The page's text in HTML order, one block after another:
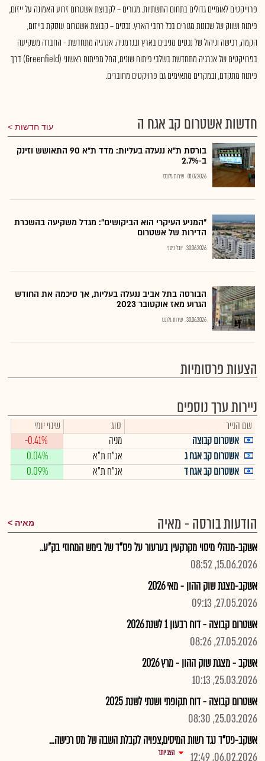
פרוייקטים לאומיים גדולים בתחום התשתיות. מגורים – לקבוצת אשטרום זרוע האמונה על ייזום,
פיתוח ושווק של שכונות מגורים בכל רחבי הארץ. נכסים – קבוצת אשטרום עוסקת בייזום,
הקמה, רכישה וניהול של נכסים מניבים בארץ ובגרמניה. אנרגיה מתחדשת - החברה משקיעה
בפרויקטים של אנרגיה מתחדשת בשלבי פיתוח שונים, החל מפיתוח ראשוני (Greenfield) דרך
פיתוח מתקדם, ובמקרים מתאימים גם פרויקטים מחוברים.
חדשות אשטרום קב אגח ה עוד חדשות
בורסת ת"א ננעלה בעליות: מדד ת"א 90 התאושש וזינק
ב-2.7%
01.07.2026 שירות גלובס
"המניע העיקרי הוא הביקושים": מגדל משקיעה בהשכרת
הדירות של אשטרום
30.06.2026 יובל ניסני
הבורסה בתל אביב ננעלה בעליות, אך סיכמה את החודש
הגרוע מאז אוקטובר 2023
30.06.2026 שירות גלובס
הצעות פרסומיות
ניירות ערך נוספים
שם הנייר סוג
שינוי יומי
אשטרום קבוצה
מניה
-0.41%
אשטרום קב אגח ג
אג"ח ת"א
0.04%
אשטרום קב אגח ד
אג"ח ת"א 0.09%
הודעות בורסה - מאיה מאיה
אשקב-מנהלי מיסוי מקרקעין בערעור על פס"ד של בימש המחוזי בק"ע..
15.06.2026, 08:52
אשקב-מצגת שוק ההון - מאי 2026
27.05.2026, 09:13
אשטרום קבוצה - דוח רבעון 1 לשנת 2026
27.05.2026, 08:26
אשקב - מצגת שוק ההון - מרץ 2026
25.03.2026, 10:13
אשטרום קבוצה - דוח תקופתי ושנתי לשנת 2025
25.03.2026, 08:30
אשקב-פס"ד נגד רשות המיסים,צפויה לקבלת השבה של מס רכישה...
06.02.2026, 12:49
הצג יותר